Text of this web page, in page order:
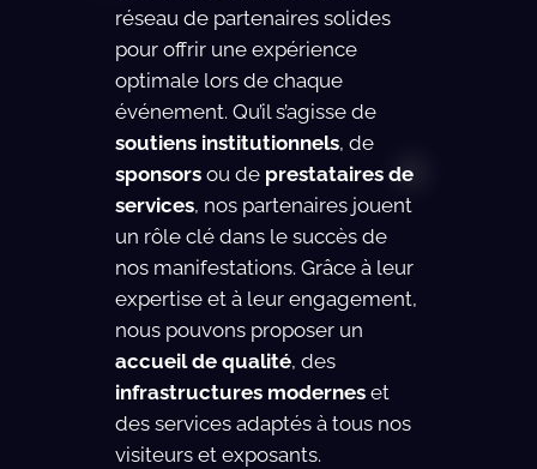
réseau de partenaires solides
pour offrir une expérience
optimale lors de chaque
événement. Qu’il s’agisse de
soutiens institutionnels, de
sponsors ou de prestataires de
services, nos partenaires jouent
un rôle clé dans le succès de
nos manifestations. Grâce à leur
expertise et à leur engagement,
nous pouvons proposer un
accueil de qualité, des
infrastructures moderneset
des services adaptés à tous nos
visiteurs et exposants.